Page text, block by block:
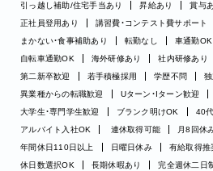
引っ越し補助/住宅手当あり
昇給あり 賞与
正社員登用あり
講習費・コンテスト費サポート
まかない・食事補助あり
転勤なし 車通勤OK
自転車通勤OK
海外研修あり 社内研修あり
第二新卒歓迎
若手積極採用 学歴不問
異業種からの転職歓迎
Uターン・Iターン歓迎
大学生・専門学生歓迎
ブランク明けOK
40
アルバイト入社OK
連休取得可能 月8回休
年間休日110日以上
日曜日休み 有給取得推
休日数選択OK
長期休暇あり 完全週休二日